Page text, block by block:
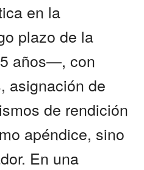
en la
plazo de la
años—, con
asignación de
de rendición
apéndice, sino
En una